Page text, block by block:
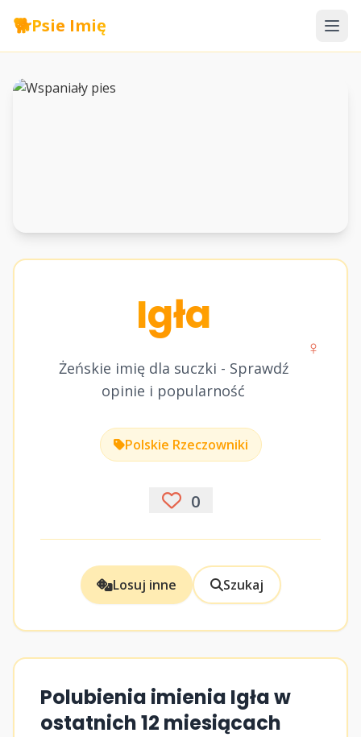
🐕Psie Imię
Igła
Żeńskie imię dla suczki - Sprawdź
opinie i popularność
♀
Polskie Rzeczowniki
0
Losuj inne Szukaj
Polubienia imienia Igła w
ostatnich 12 miesiącach